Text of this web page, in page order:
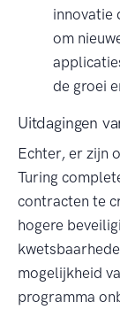
innovatie
om
de groei
Uitdagingen
Echter, er zijn
Turing
contracten te
hogere
mogelijkheid
programma